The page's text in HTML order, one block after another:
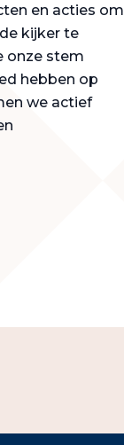
en acties om
kijker te
onze stem
hebben op
we actief